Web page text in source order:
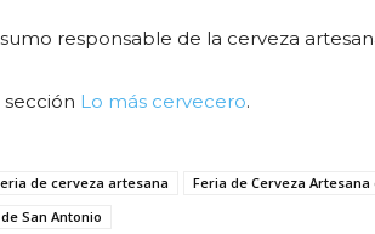
responsable de la cerveza
sección Lo más cervecero.
de cerveza artesana
Feria de Cerveza
San Antonio